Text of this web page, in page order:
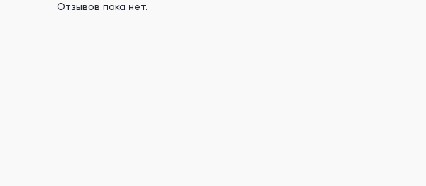
Отзывов пока нет.